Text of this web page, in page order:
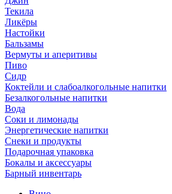
Текила
Ликёры
Настойки
Бальзамы
Вермуты и аперитивы
Пиво
Сидр
Коктейли и слабоалкогольные напитки
Безалкогольные напитки
Вода
Соки и лимонады
Энергетические напитки
Снеки и продукты
Подарочная упаковка
Бокалы и аксессуары
Барный инвентарь